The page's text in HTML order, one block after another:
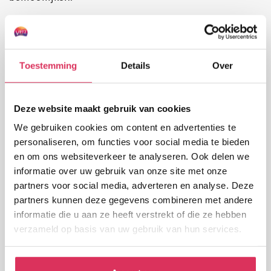
Toestemming Details Over
Deze website maakt gebruik van cookies
We gebruiken cookies om content en advertenties te
personaliseren, om functies voor social media te bieden
en om ons websiteverkeer te analyseren. Ook delen we
informatie over uw gebruik van onze site met onze
partners voor social media, adverteren en analyse. Deze
partners kunnen deze gegevens combineren met andere
informatie die u aan ze heeft verstrekt of die ze hebben
verzameld op basis van uw gebruik van hun services.
Casuïstiekbundel
problemen, ofwel met de betrokkenen, of zij
raadplegen een collega als sparringpartner. Gaby
Jacobs: “De coördinatoren zijn ervaren ‘rotten in het
vak’, vaak zelf met een verpleegkundige achtergrond,
die zich bovendien aangetrokken voelen tot deze
veelzijdige en uitdagende functie.”
Ze vervolgt: “Er ligt nu niet alleen een
dat andere of toekomstige coördinatoren kan helpen